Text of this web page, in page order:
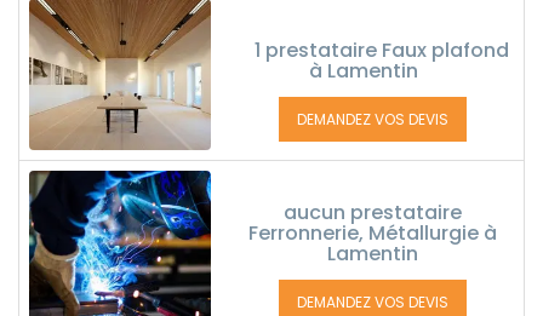
1 prestataire Faux plafond
à Lamentin
DEMANDEZ VOS DEVIS
aucun prestataire
Ferronnerie, Métallurgie à
Lamentin
DEMANDEZ VOS DEVIS